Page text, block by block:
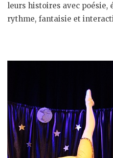
leurs histoires avec poésie,
rythme, fantaisie et